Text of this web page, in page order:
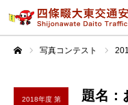
写真コンテスト
2018年度 第
題名：